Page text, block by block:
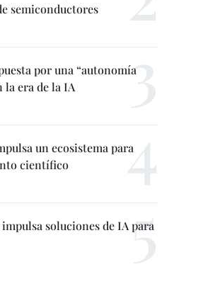
semiconductores
por una “autonomía
la era de la IA
un ecosistema para
científico
soluciones de IA para